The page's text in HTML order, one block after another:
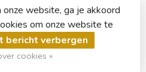
2026 Bladwijzer
website, ga je akkoord
om onze website te
bericht verbergen
cookies »